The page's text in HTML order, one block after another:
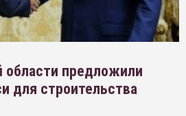
области предложили
для строительства